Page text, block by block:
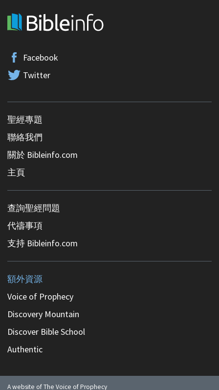
Facebook
Twitter
聖經專題
聯絡我們
關於 Bibleinfo.com
主頁
查詢聖經問題
代禱事項
支持 Bibleinfo.com
額外資源
Voice of Prophecy
Discovery Mountain
Discover Bible School
Authentic
A website of The Voice of Prophecy